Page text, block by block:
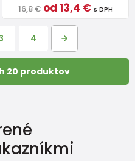
16,8 € od 13,4 € s DPH
4
20 produktov